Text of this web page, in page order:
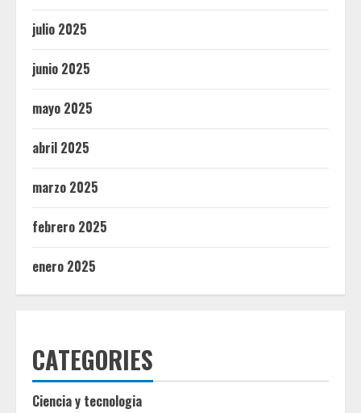
julio 2025
junio 2025
mayo 2025
abril 2025
marzo 2025
febrero 2025
enero 2025
CATEGORIES
Ciencia y tecnologia